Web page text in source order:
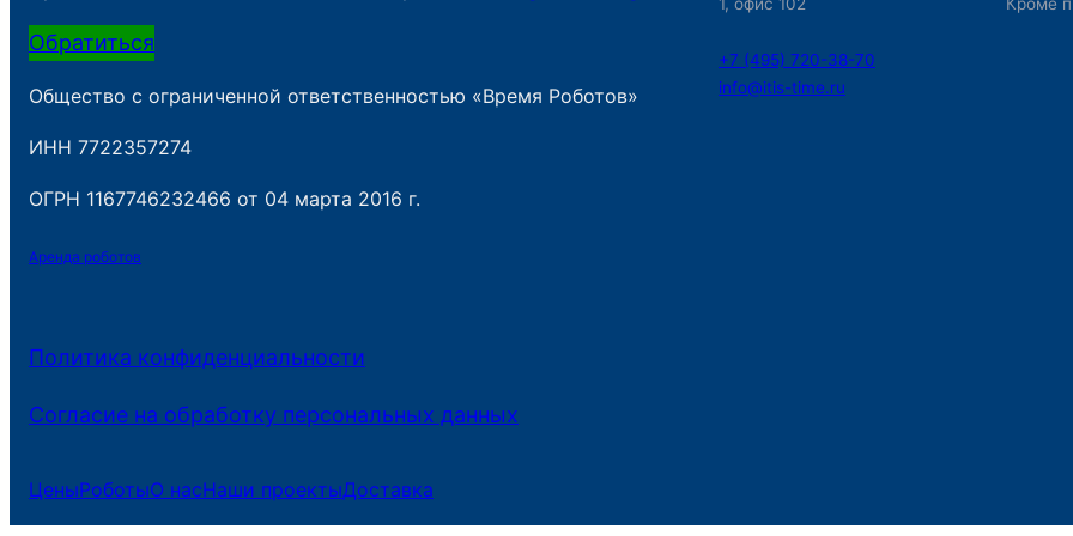
Обратиться
Общество с ограниченной ответственностью «Время Роботов»
ИНН 7722357274
ОГРН 1167746232466 от 04 марта 2016 г.
Аренда роботов
1, офис 102
+7 (495) 720-38-70
info@itis-time.ru
Кроме
Политика конфиденциальности
Согласие на обработку персональных данных
ЦеныРоботыО насНаши проектыДоставка